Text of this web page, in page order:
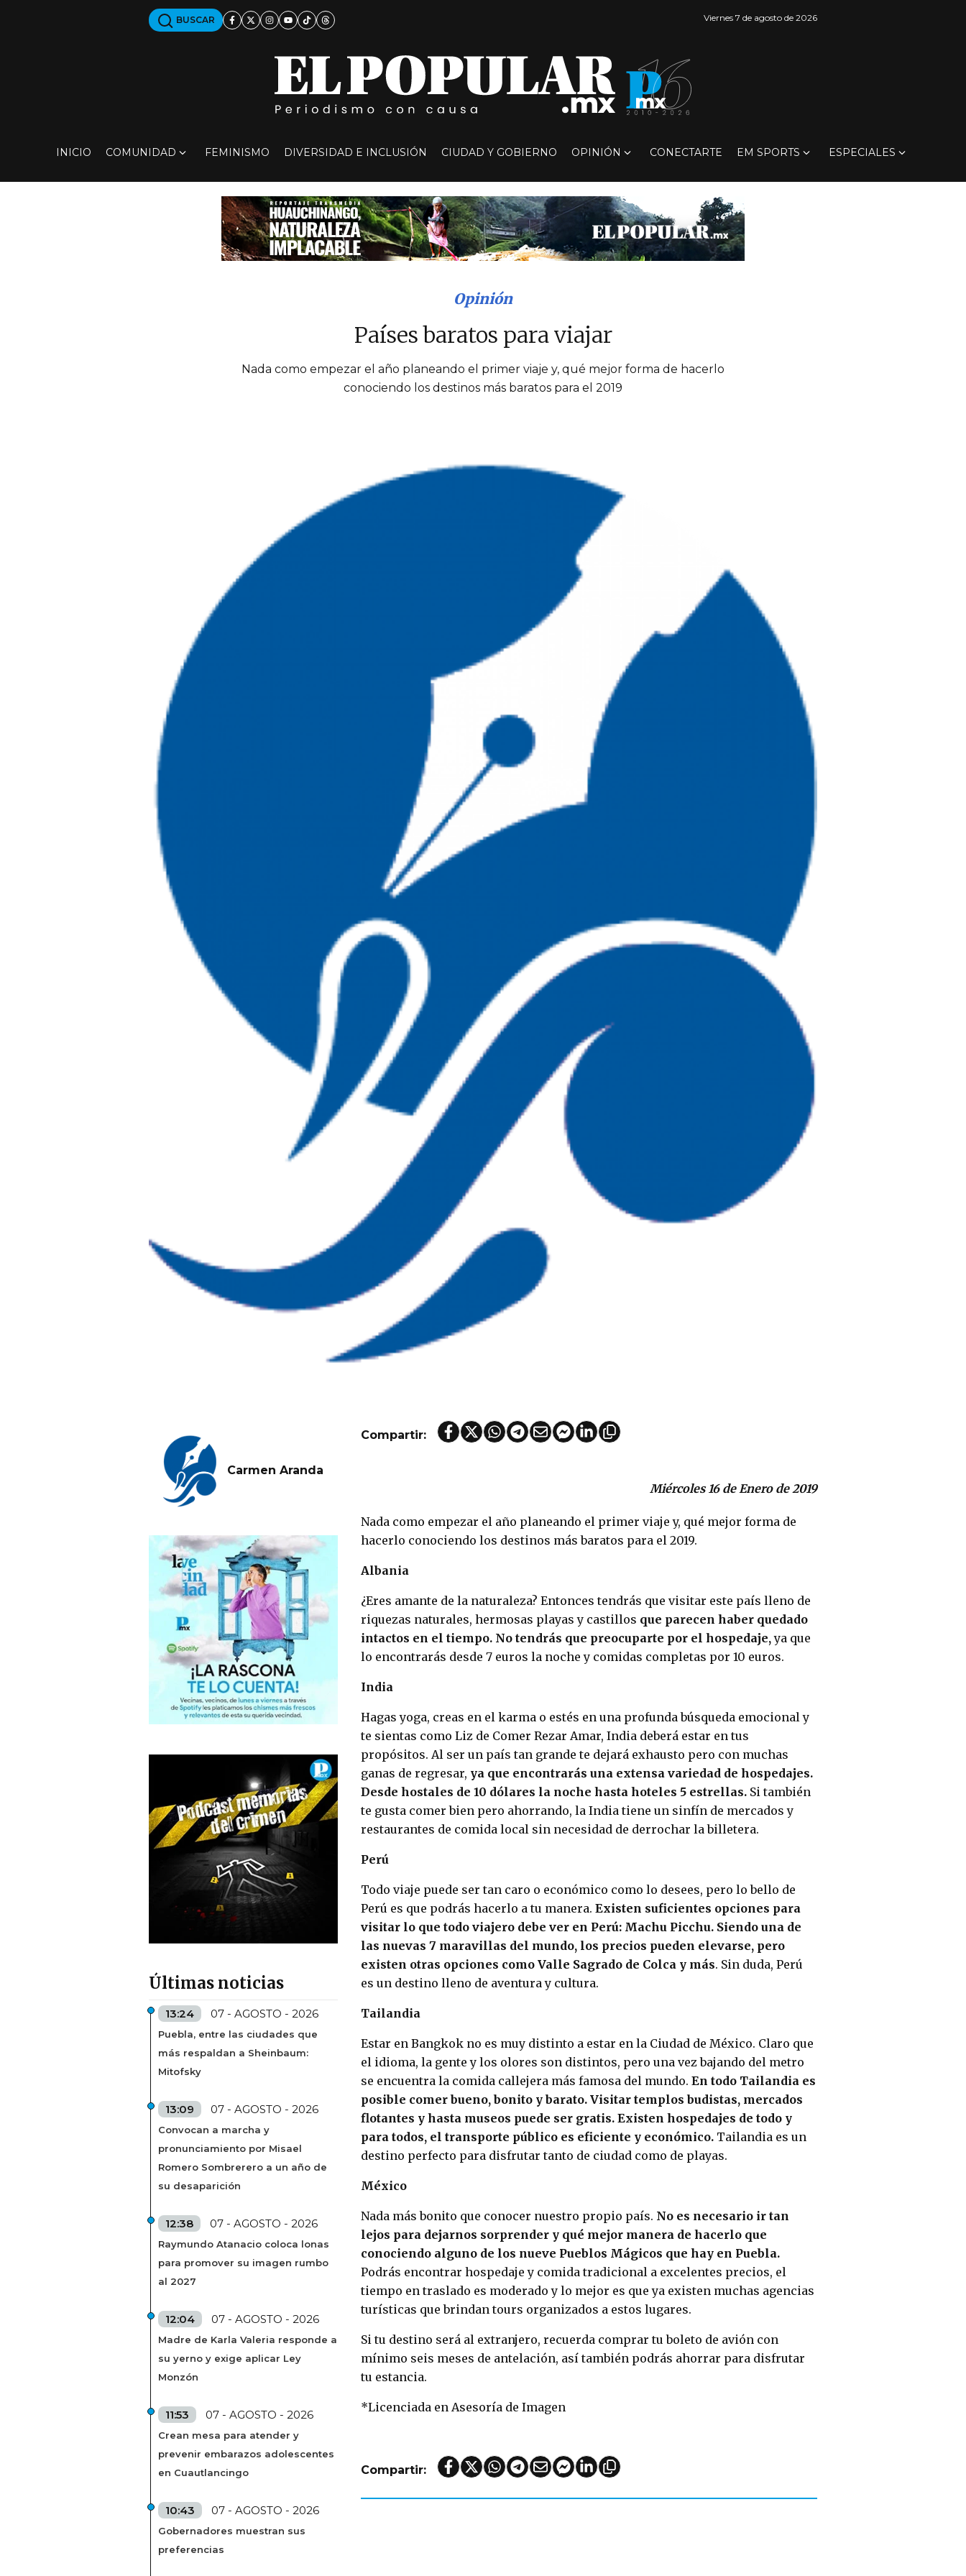
BUSCAR Viernes 7 de agosto de 2026
INICIO COMUNIDAD FEMINISMO DIVERSIDAD E INCLUSIÓN CIUDAD Y GOBIERNO OPINIÓN CONECTARTE EM SPORTS ESPECIALES
Opinión
Países baratos para viajar
Nada como empezar el año planeando el primer viaje y, qué mejor forma de hacerlo
conociendo los destinos más baratos para el 2019
Carmen Aranda
Últimas noticias
13:24 07 - AGOSTO - 2026
Puebla, entre las ciudades que
más respaldan a Sheinbaum:
Mitofsky
13:09 07 - AGOSTO - 2026
Convocan a marcha y
pronunciamiento por Misael
Romero Sombrerero a un año de
su desaparición
12:38 07 - AGOSTO - 2026
Raymundo Atanacio coloca lonas
para promover su imagen rumbo
al 2027
12:04 07 - AGOSTO - 2026
Madre de Karla Valeria responde a
su yerno y exige aplicar Ley
Monzón
11:53 07 - AGOSTO - 2026
Crean mesa para atender y
prevenir embarazos adolescentes
en Cuautlancingo
10:43 07 - AGOSTO - 2026
Gobernadores muestran sus
preferencias
Compartir:
Miércoles 16 de Enero de 2019
Nada como empezar el año planeando el primer viaje y, qué mejor forma de
hacerlo conociendo los destinos más baratos para el 2019.
Albania
¿Eres amante de la naturaleza? Entonces tendrás que visitar este país lleno de
riquezas naturales, hermosas playas y castillos que parecen haber quedado
intactos en el tiempo. No tendrás que preocuparte por el hospedaje,ya que
lo encontrarás desde 7 euros la noche y comidas completas por 10 euros.
India
Hagas yoga, creas en el karma o estés en una profunda búsqueda emocional y
te sientas como Liz de Comer Rezar Amar, India deberá estar en tus
propósitos. Al ser un país tan grande te dejará exhausto pero con muchas
ganas de regresar, ya que encontrarás una extensa variedad de hospedajes.
Desde hostales de 10 dólares la noche hasta hoteles 5 estrellas. Si también
te gusta comer bien pero ahorrando, la India tiene un sinfín de mercados y
restaurantes de comida local sin necesidad de derrochar la billetera.
Perú
Todo viaje puede ser tan caro o económico como lo desees, pero lo bello de
Perú es que podrás hacerlo a tu manera. Existen suficientes opciones para
visitar lo que todo viajero debe ver en Perú: Machu Picchu. Siendo una de
las nuevas 7 maravillas del mundo, los precios pueden elevarse, pero
existen otras opciones como Valle Sagrado de Colca y más. Sin duda, Perú
es un destino lleno de aventura y cultura.
Tailandia
Estar en Bangkok no es muy distinto a estar en la Ciudad de México. Claro que
el idioma, la gente y los olores son distintos, pero una vez bajando del metro
se encuentra la comida callejera más famosa del mundo. En todo Tailandia es
posible comer bueno, bonito y barato. Visitar templos budistas, mercados
flotantes y hasta museos puede ser gratis. Existen hospedajes de todo y
para todos, el transporte público es eficiente y económico. Tailandia es un
destino perfecto para disfrutar tanto de ciudad como de playas.
México
Nada más bonito que conocer nuestro propio país. No es necesario ir tan
lejos para dejarnos sorprender y qué mejor manera de hacerlo que
conociendo alguno de los nueve Pueblos Mágicos que hay en Puebla.
Podrás encontrar hospedaje y comida tradicional a excelentes precios, el
tiempo en traslado es moderado y lo mejor es que ya existen muchas agencias
turísticas que brindan tours organizados a estos lugares.
Si tu destino será al extranjero, recuerda comprar tu boleto de avión con
mínimo seis meses de antelación, así también podrás ahorrar para disfrutar
tu estancia.
*Licenciada en Asesoría de Imagen
Compartir: